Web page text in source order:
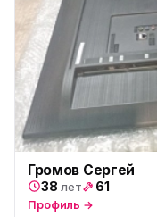
Громов Сергей
38 лет 61
Профиль →